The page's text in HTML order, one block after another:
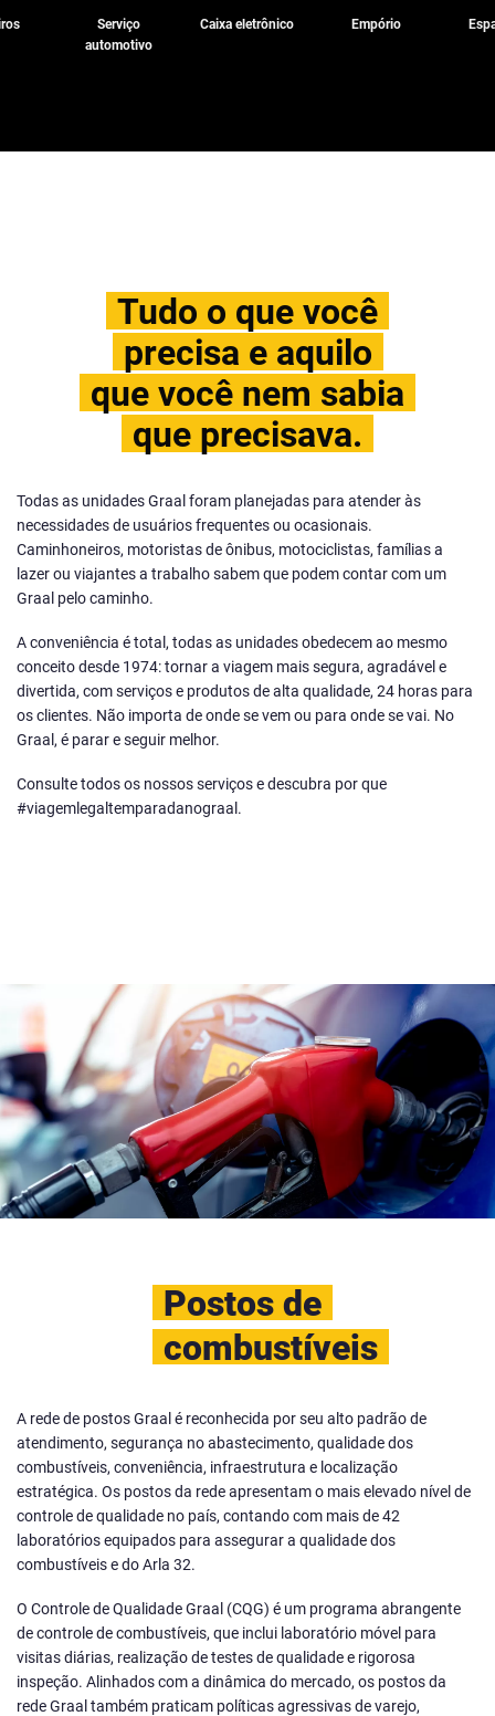
Caixa eletrônico Empório
Serviço
automotivo
Tudo o que você
precisa e aquilo
que você nem sabia
que precisava.
Todas as unidades Graal foram planejadas para atender às
necessidades de usuários frequentes ou ocasionais.
Caminhoneiros, motoristas de ônibus, motociclistas, famílias a
lazer ou viajantes a trabalho sabem que podem contar com um
Graal pelo caminho.
A conveniência é total, todas as unidades obedecem ao mesmo
conceito desde 1974: tornar a viagem mais segura, agradável e
divertida, com serviços e produtos de alta qualidade, 24 horas para
os clientes. Não importa de onde se vem ou para onde se vai. No
Graal, é parar e seguir melhor.
Consulte todos os nossos serviços e descubra por que
#viagemlegaltemparadanograal.
Postos de
combustíveis
A rede de postos Graal é reconhecida por seu alto padrão de
atendimento, segurança no abastecimento, qualidade dos
combustíveis, conveniência, infraestrutura e localização
estratégica. Os postos da rede apresentam o mais elevado nível de
controle de qualidade no país, contando com mais de 42
laboratórios equipados para assegurar a qualidade dos
combustíveis e do Arla 32.
O Controle de Qualidade Graal (CQG) é um programa abrangente
de controle de combustíveis, que inclui laboratório móvel para
visitas diárias, realização de testes de qualidade e rigorosa
inspeção. Alinhados com a dinâmica do mercado, os postos da
rede Graal também praticam políticas agressivas de varejo,